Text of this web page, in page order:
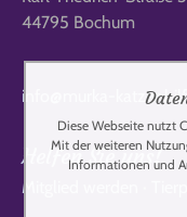
44795 Bochum
info@murka-
Helfen Sie uns!
Mitglied werden
Diese Webseite nutzt
Mit der weiteren
Informationen und